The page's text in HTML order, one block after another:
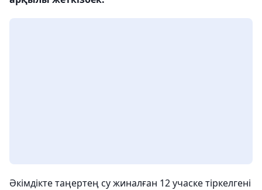
Әкімдікте таңертең су жиналған 12 учаске тіркелгені